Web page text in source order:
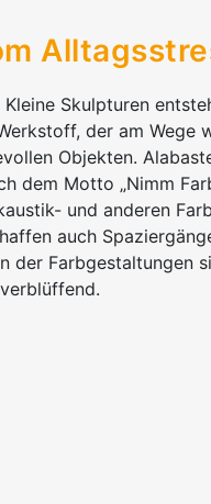
Skulpturen
der am Wege
Objekten.
dem Motto „Nimm
und anderen
auch
der Farbgestaltungen